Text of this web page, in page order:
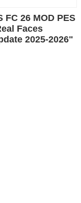
FC 26 MOD PES
Faces
2025-2026"